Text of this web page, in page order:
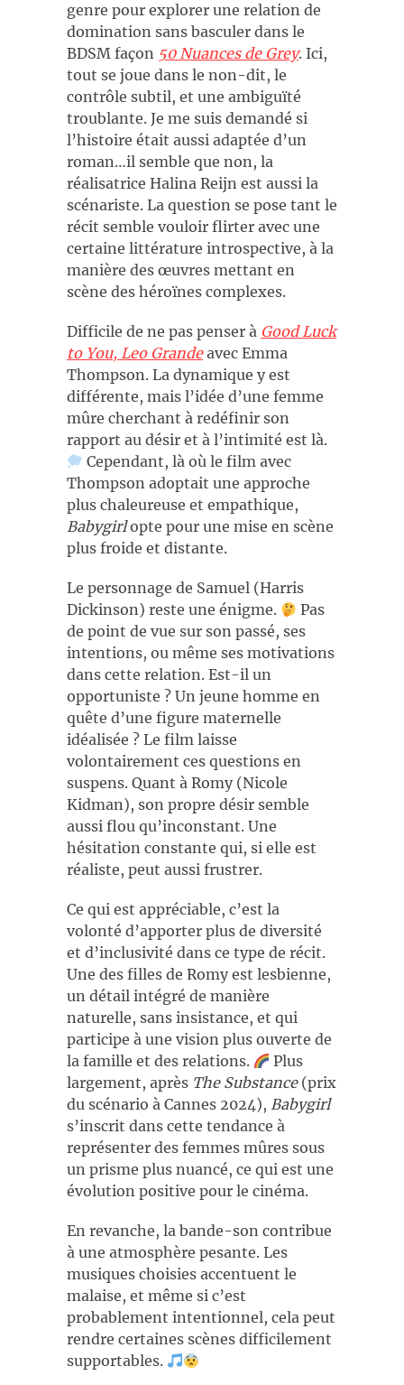
genre pour explorer une relation de
domination sans basculer dans le
BDSM façon 50 Nuances de Grey. Ici,
tout se joue dans le non-dit, le
contrôle subtil, et une ambiguïté
troublante. Je me suis demandé si
l’histoire était aussi adaptée d’un
roman…il semble que non, la
réalisatrice Halina Reijn est aussi la
scénariste. La question se pose tant le
récit semble vouloir flirter avec une
certaine littérature introspective, à la
manière des œuvres mettant en
scène des héroïnes complexes.
Difficile de ne pas penser à Good Luck
to You, Leo Grandeavec Emma
Thompson. La dynamique y est
différente, mais l’idée d’une femme
mûre cherchant à redéfinir son
rapport au désir et à l’intimité est là.
Cependant, là où le film avec
Thompson adoptait une approche
plus chaleureuse et empathique,
Babygirlopte pour une mise en scène
plus froide et distante.
Le personnage de Samuel (Harris
Dickinson) reste une énigme.
Pas
de point de vue sur son passé, ses
intentions, ou même ses motivations
dans cette relation. Est-il un
opportuniste ? Un jeune homme en
quête d’une figure maternelle
idéalisée ? Le film laisse
volontairement ces questions en
suspens. Quant à Romy (Nicole
Kidman), son propre désir semble
aussi flou qu’inconstant. Une
hésitation constante qui, si elle est
réaliste, peut aussi frustrer.
Ce qui est appréciable, c’est la
volonté d’apporter plus de diversité
et d’inclusivité dans ce type de récit.
Une des filles de Romy est lesbienne,
un détail intégré de manière
naturelle, sans insistance, et qui
participe à une vision plus ouverte de
la famille et des relations.
Plus
largement, après The Substance (prix
du scénario à Cannes 2024), Babygirl
s’inscrit dans cette tendance à
représenter des femmes mûres sous
un prisme plus nuancé, ce qui est une
évolution positive pour le cinéma.
En revanche, la bande-son contribue
à une atmosphère pesante. Les
musiques choisies accentuent le
malaise, et même si c’est
probablement intentionnel, cela peut
rendre certaines scènes difficilement
supportables.